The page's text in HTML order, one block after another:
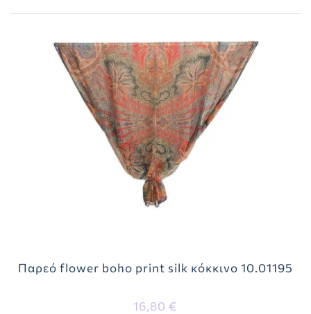
Παρεό flower boho print silk κόκκινο 10.01195
16,80 €